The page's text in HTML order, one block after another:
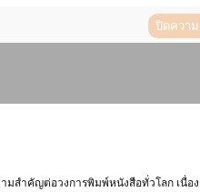
ปิดควา